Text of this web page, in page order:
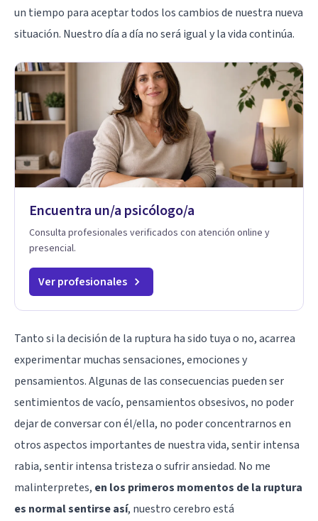
un tiempo para aceptar todos los cambios de nuestra nueva
situación. Nuestro día a día no será igual y la vida continúa.
Encuentra un/a psicólogo/a
Consulta profesionales verificados con atención online y
presencial.
Ver profesionales
Tanto si la decisión de la ruptura ha sido tuya o no, acarrea
experimentar muchas sensaciones, emociones y
pensamientos. Algunas de las consecuencias pueden ser
sentimientos de vacío, pensamientos obsesivos, no poder
dejar de conversar con él/ella, no poder concentrarnos en
otros aspectos importantes de nuestra vida, sentir intensa
rabia, sentir intensa tristeza o sufrir ansiedad. No me
malinterpretes, en los primeros momentos de la ruptura
es normal sentirse así, nuestro cerebro está